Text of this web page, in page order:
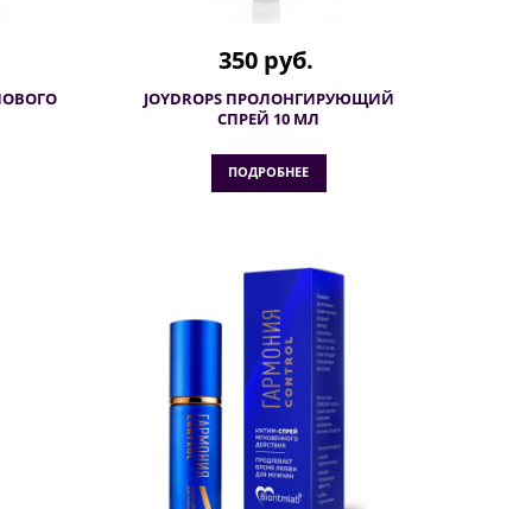
350 руб.
JOYDROPS ПРОЛОНГИРУЮЩИЙ
СПРЕЙ 10 МЛ
ПОДРОБНЕЕ